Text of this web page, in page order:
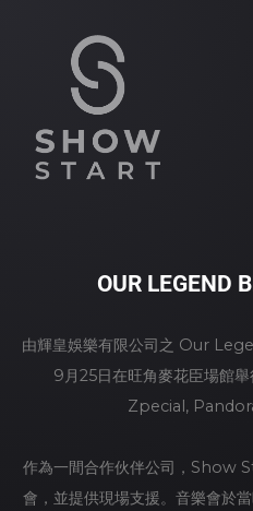
OUR LEGEND
由輝皇娛樂有限公司之 Our
9月25日在旺角麥花臣場館
Zpecial,
作為一間合作伙伴公司，Show
會，並提供現場支援。音樂會於